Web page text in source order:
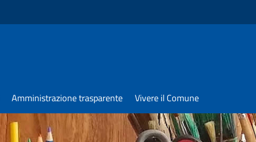
Amministrazione trasparente Vivere il Comune